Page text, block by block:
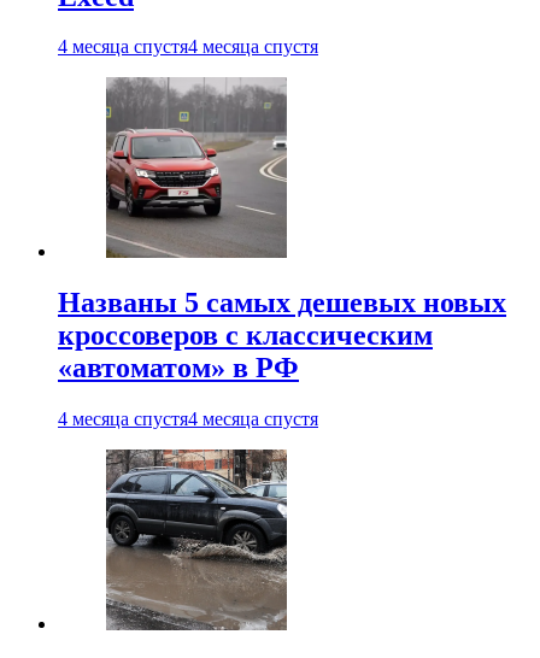
4 месяца спустя4 месяца спустя
Названы 5 самых дешевых новых
кроссоверов с классическим
«автоматом» в РФ
4 месяца спустя4 месяца спустя